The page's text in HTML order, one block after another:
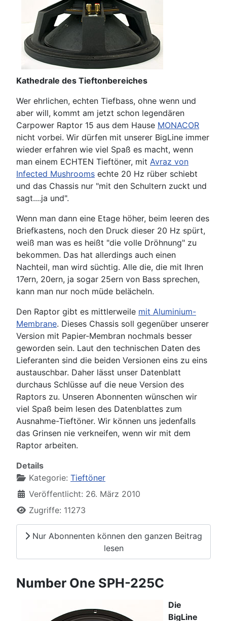
Kathedrale des Tieftonbereiches
Wer ehrlichen, echten Tiefbass, ohne wenn und
aber will, kommt am jetzt schon legendären
Carpower Raptor 15 aus dem Hause MONACOR
nicht vorbei. Wir dürfen mit unserer BigLine immer
wieder erfahren wie viel Spaß es macht, wenn
man einem ECHTEN Tieftöner, mit Avraz von
Infected Mushrooms echte 20 Hz rüber schiebt
und das Chassis nur "mit den Schultern zuckt und
sagt....ja und".
Wenn man dann eine Etage höher, beim leeren des
Briefkastens, noch den Druck dieser 20 Hz spürt,
weiß man was es heißt "die volle Dröhnung" zu
bekommen. Das hat allerdings auch einen
Nachteil, man wird süchtig. Alle die, die mit Ihren
17ern, 20ern, ja sogar 25ern von Bass sprechen,
kann man nur noch müde belächeln.
Den Raptor gibt es mittlerweile mit Aluminium-
Membrane. Dieses Chassis soll gegenüber unserer
Version mit Papier-Membran nochmals besser
geworden sein. Laut den technischen Daten des
Lieferanten sind die beiden Versionen eins zu eins
austauschbar. Daher lässt unser Datenblatt
durchaus Schlüsse auf die neue Version des
Raptors zu. Unseren Abonnenten wünschen wir
viel Spaß beim lesen des Datenblattes zum
Ausnahme-Tieftöner. Wir können uns jedenfalls
das Grinsen nie verkneifen, wenn wir mit dem
Raptor arbeiten.
Details
Kategorie: Tieftöner
Veröffentlicht: 26. März 2010
Zugriffe: 11273
Nur Abonnenten können den ganzen Beitrag
lesen
Number One SPH-225C
Die
BigLine